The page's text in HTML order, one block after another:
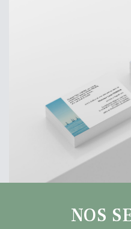
NOS